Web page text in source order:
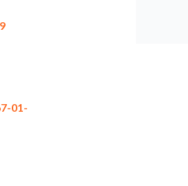
01-